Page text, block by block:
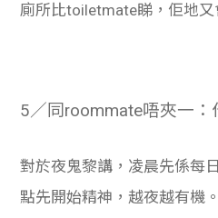
廁所比toiletmate睇，佢地又
5／同roommate唔夾一：
對於夜鬼黎講，凌晨先係每
點先開始精神，越夜越有機